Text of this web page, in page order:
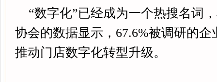
“数字化”已经成为一个热搜名词
协会的数据显示，67.6%被调研的
推动门店数字化转型升级。